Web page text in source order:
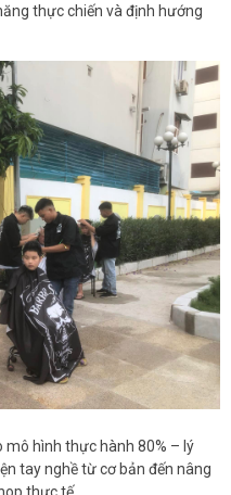
thực chiến và định hướng
hình thực hành 80% – lý
tay nghề từ cơ bản đến nâng
thực tế.